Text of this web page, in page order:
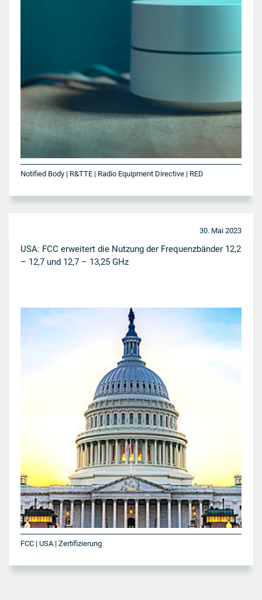
Notified Body | R&TTE | Radio Equipment Directive | RED
30. Mai 2023
USA: FCC erweitert die Nutzung der Frequenzbänder 12,2
– 12,7 und 12,7 – 13,25 GHz
FCC | USA | Zertifizierung